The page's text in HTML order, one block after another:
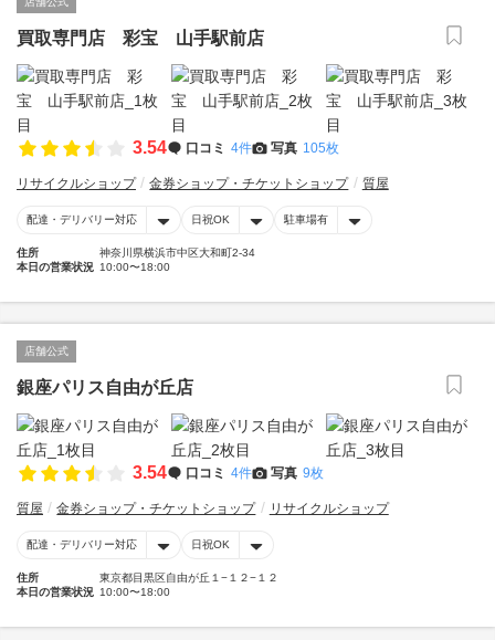
買取専門店 彩宝 山手駅前店
3.54 口コミ 4件 写真 105枚
リサイクルショップ 金券ショップ・チケットショップ 質屋
配達・デリバリー対応 日祝OK 駐車場有
住所
神奈川県横浜市中区大和町2-34
本日の営業状況 10:00〜18:00
店舗公式
銀座パリス自由が丘店
3.54 口コミ 4件 写真 9枚
質屋 金券ショップ・チケットショップ リサイクルショップ
配達・デリバリー対応 日祝OK
住所
東京都目黒区自由が丘１−１２−１２
本日の営業状況 10:00〜18:00